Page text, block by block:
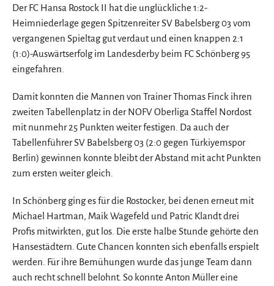
Der FC Hansa Rostock II hat die unglückliche 1:2-
Heimniederlage gegen Spitzenreiter SV Babelsberg 03 vom
vergangenen Spieltag gut verdaut und einen knappen 2:1
(1:0)-Auswärtserfolg im Landesderby beim FC Schönberg 95
eingefahren.
Damit konnten die Mannen von Trainer Thomas Finck ihren
zweiten Tabellenplatz in der NOFV Oberliga Staffel Nordost
mit nunmehr 25 Punkten weiter festigen. Da auch der
Tabellenführer SV Babelsberg 03 (2:0 gegen Türkiyemspor
Berlin) gewinnen konnte bleibt der Abstand mit acht Punkten
zum ersten weiter gleich.
In Schönberg ging es für die Rostocker, bei denen erneut mit
Michael Hartman, Maik Wagefeld und Patric Klandt drei
Profis mitwirkten, gut los. Die erste halbe Stunde gehörte den
Hansestädtern. Gute Chancen konnten sich ebenfalls erspielt
werden. Für ihre Bemühungen wurde das junge Team dann
auch recht schnell belohnt. So konnte Anton Müller eine